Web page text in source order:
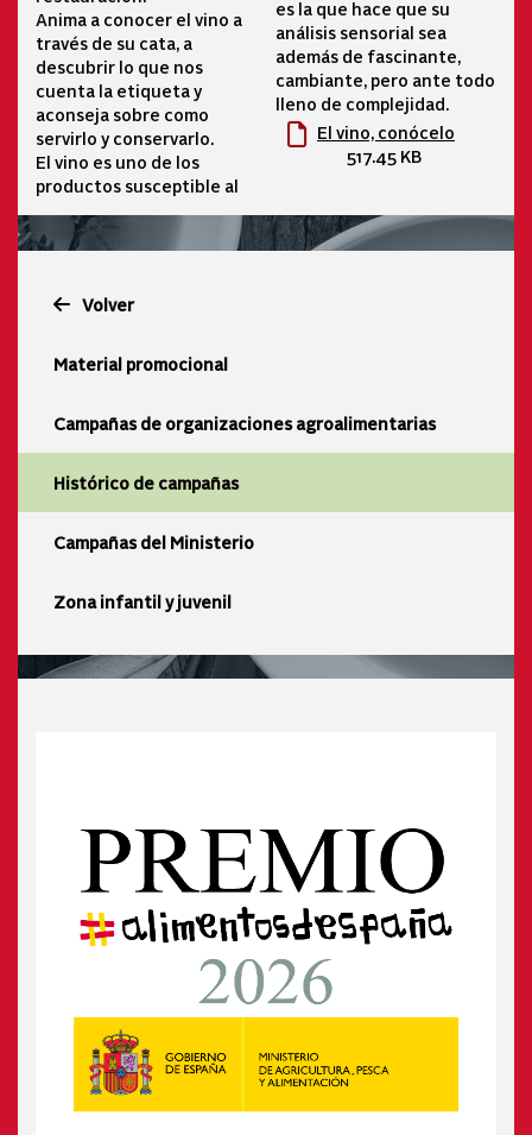
Anima a conocer el vino a
través de su cata, a
descubrir lo que nos
cuenta la etiqueta y
aconseja sobre como
servirlo y conservarlo.
El vino es uno de los
productos susceptible al
es la que hace que su
análisis sensorial sea
además de fascinante,
cambiante, pero ante todo
lleno de complejidad.
El vino, conócelo
517.45 KB
Volver
Material promocional
Campañas de organizaciones agroalimentarias
Histórico de campañas
Campañas del Ministerio
Zona infantil y juvenil